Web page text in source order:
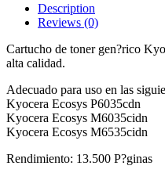
Description
Reviews (0)
Cartucho de toner gen?rico
alta calidad.
Adecuado para uso en las
Kyocera Ecosys P6035cdn
Kyocera Ecosys M6035cidn
Kyocera Ecosys M6535cidn
Rendimiento: 13.500 P?ginas